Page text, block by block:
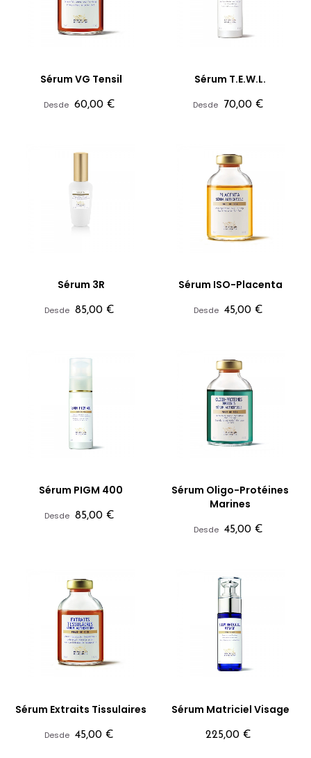
Sérum VG Tensil
Desde Precio
60,00 €
Sérum T.E.W.L.
Desde Precio
70,00 €
Sérum 3R
Desde Precio
85,00 €
Sérum ISO-Placenta
Desde Precio
45,00 €
Sérum PIGM 400
Desde Precio
85,00 €
Sérum Oligo-Protéines
Marines
Desde Precio
45,00 €
Sérum Extraits Tissulaires
Desde Precio
45,00 €
Sérum Matriciel Visage
Precio
225,00 €